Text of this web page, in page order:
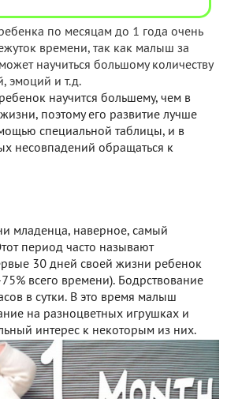
по месяцам до 1 года очень
времени, так как малыш за
научиться большому количеству
эмоций и т.д.
научится большему, чем в
поэтому его развитие лучше
специальной таблицы, и в
несовпадений обращаться к
младенца, наверное, самый
период часто называют
30 дней своей жизни ребенок
всего времени). Бодрствование
в сутки. В это время малыш
на разноцветных игрушках и
интерес к некоторым из них.